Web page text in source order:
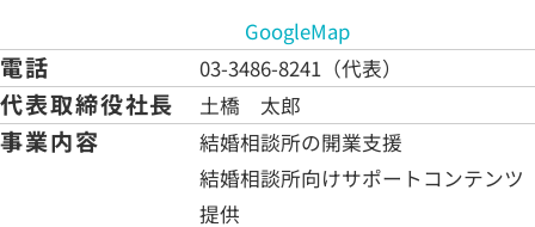
GoogleMap
電話 03-3486-8241（代表）
代表取締役社長 土橋 太郎
事業内容
結婚相談所の開業支援
結婚相談所向けサポートコンテンツ
提供